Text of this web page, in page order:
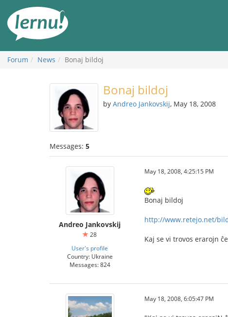
the
content
Forum News Bonaj bildoj
Bonaj bildoj
by Andreo Jankovskij, May 18, 2008
Messages: 5
Andreo Jankovskij
28
User's profile
Country: Ukraine
Messages: 824
May 18, 2008, 4:25:15 PM
Bonaj bildoj
http://www.retejo.net/
Kaj se vi trovos erarojn ĉe
May 18, 2008, 6:05:47 PM